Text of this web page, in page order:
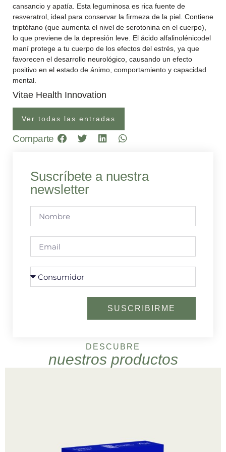
cansancio y apatía. Esta leguminosa es rica fuente de
resveratrol, ideal para conservar la firmeza de la piel. Contiene
triptófano (que aumenta el nivel de serotonina en el cuerpo),
lo que previene de la depresión leve. El ácido alfalinolénicodel
maní protege a tu cuerpo de los efectos del estrés, ya que
favorecen el desarrollo neurológico, causando un efecto
positivo en el estado de ánimo, comportamiento y capacidad
mental.
Vitae Health Innovation
Ver todas las entradas
Comparte
Suscríbete a nuestra
newsletter
SUSCRIBIRME
DESCUBRE
nuestros productos